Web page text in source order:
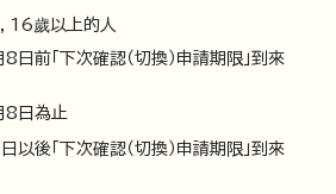
16歲以上的人
前「下次確認（切換）申請期限」到來
日為止
後「下次確認（切換）申請期限」到來